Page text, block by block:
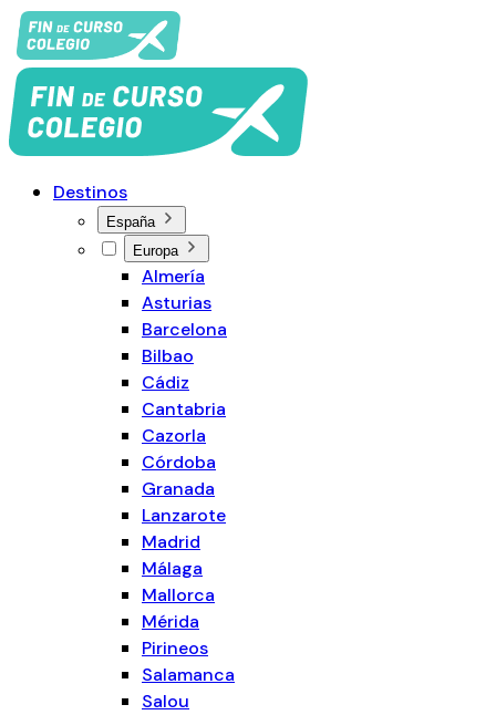
Destinos
España
Europa
Almería
Asturias
Barcelona
Bilbao
Cádiz
Cantabria
Cazorla
Córdoba
Granada
Lanzarote
Madrid
Málaga
Mallorca
Mérida
Pirineos
Salamanca
Salou